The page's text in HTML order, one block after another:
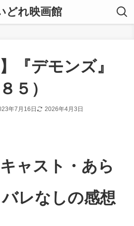
どれ映画館
『デモンズ』
５）
年7月16日 2026年4月3日
ャスト・あら
レなしの感想